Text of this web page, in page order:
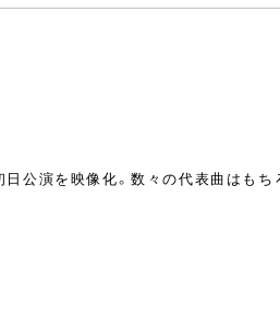
公演を映像化。数々の代表曲はもち